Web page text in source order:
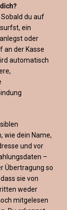
du auf
ein
oder
an der Kasse
automatisch
wie dein Name,
und vor
–
Übertragung so
sie von
weder
mitgelesen